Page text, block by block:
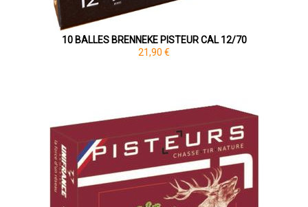
10 BALLES BRENNEKE PISTEUR CAL 12/70
21,90 €